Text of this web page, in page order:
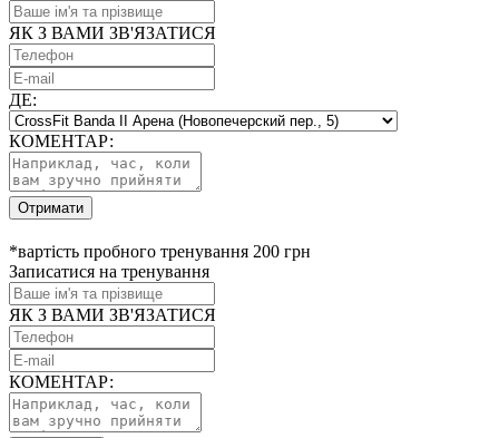
ЯК З ВАМИ ЗВ'ЯЗАТИСЯ
ДЕ:
КОМЕНТАР:
Отримати
*вартість пробного тренування 200 грн
Записатися на тренування
ЯК З ВАМИ ЗВ'ЯЗАТИСЯ
КОМЕНТАР: